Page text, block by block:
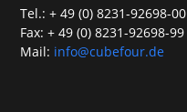
Tel.: + 49 (0) 8231-92698-00
Fax: + 49 (0) 8231-92698-99
Mail: info@cubefour.de